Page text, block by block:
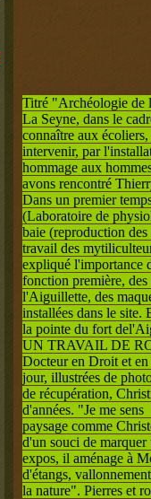
Titré "Archéologie de
La Seyne, dans le
connaître aux
intervenir, par
hommage aux
avons rencontré
Dans un premier
(Laboratoire de
baie (reproduction
travail des
expliqué l'importance
fonction première,
l'Aiguillette, des
installées dans le site.
la pointe du fort
UN TRAVAIL DE
Docteur en Droit et
jour, illustrées de
de récupération,
d'années. "Je me
paysage comme
d'un souci de
expos, il aménage à
d'étangs,
la nature". Pierres et